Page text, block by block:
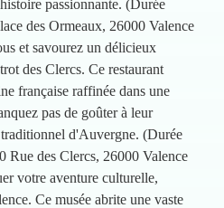
passionnante. (Durée
des Ormeaux, 26000 Valence
et savourez un délicieux
des Clercs. Ce restaurant
française raffinée dans une
pas de goûter à leur
d'Auvergne. (Durée
Rue des Clercs, 26000 Valence
votre aventure culturelle,
Ce musée abrite une vaste